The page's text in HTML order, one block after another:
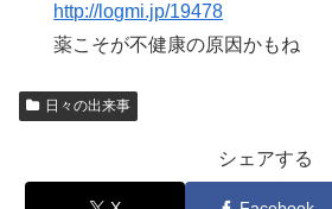
http://logmi.jp/19478
薬こそが不健康の原因かもね
日々の出来事
シェアする